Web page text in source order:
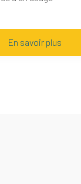
En savoir plus